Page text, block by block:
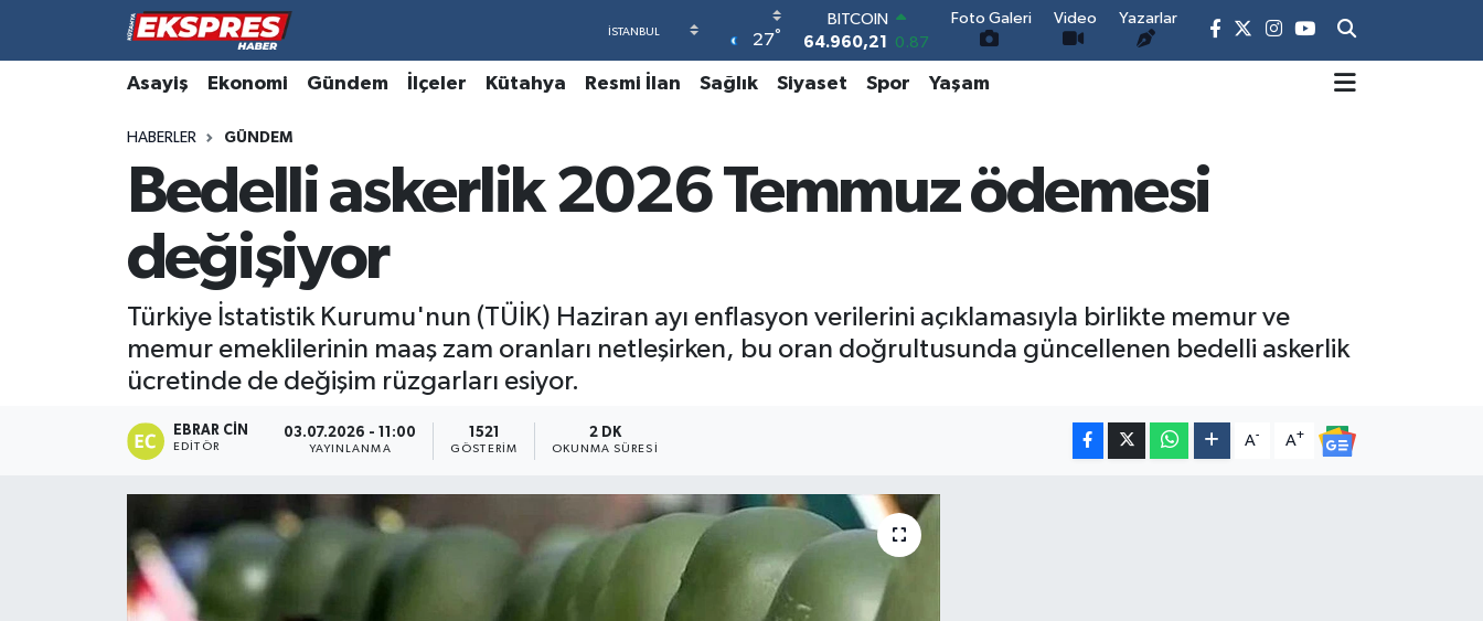
27°
DOLAR
47,7436
0.18
EURO
55,2510 0.32
6648.99 2.59
Foto Galeri Video Yazarlar
Asayiş Ekonomi Gündem İlçeler Kütahya Resmi İlan Sağlık Siyaset Spor Yaşam
HABERLER GÜNDEM
Bedelli askerlik 2026 Temmuz ödemesi
değişiyor
Türkiye İstatistik Kurumu'nun (TÜİK) Haziran ayı enflasyon verilerini açıklamasıyla birlikte memur ve
memur emeklilerinin maaş zam oranları netleşirken, bu oran doğrultusunda güncellenen bedelli askerlik
ücretinde de değişim rüzgarları esiyor.
EBRAR CIN
EDITÖR
03.07.2026 - 11:00
YAYINLANMA
1521
GÖSTERIM
2 DK
OKUNMA SÜRESI
A- A+
Altıntaş
Aslanapa
Biyografiler
Domaniç
Hava Durumu
Trafik Durumu
Süper Lig Puan Durumu ve Fikstür
Tüm Manşetler
Son Dakika Haberleri